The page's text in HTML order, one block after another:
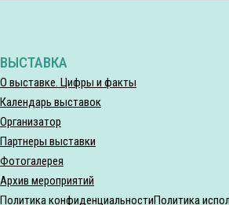
ВЫСТАВКА
О выставке. Цифры и факты
Календарь выставок
Организатор
Партнеры выставки
Фотогалерея
Архив мероприятий
Политика конфиденциальностиПолитика